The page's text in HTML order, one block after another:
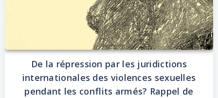
De la répression par les juridictions
internationales des violences sexuelles
pendant les conflits armés? Rappel de